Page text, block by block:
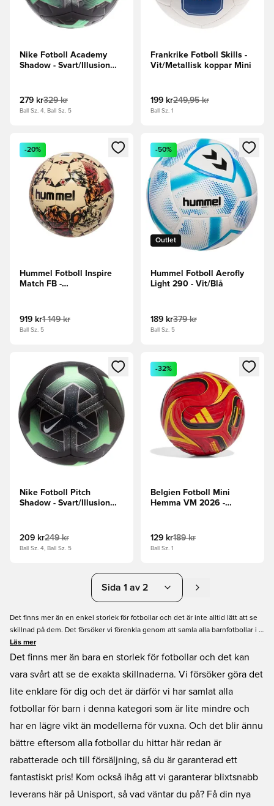
Nike Fotboll Academy
Shadow - Svart/Illusion
279 kr329 kr
Ball Sz. 4, Ball Sz. 5
Frankrike Fotboll Skills -
Vit/Metallisk koppar Mini
199 kr249,95 kr
Ball Sz. 1
Öppnar en Modal för att logga in eller registrera dig som
-20%
Hummel Fotboll Inspire
Match FB -
919 kr1 149 kr
Ball Sz. 5
Öppnar en Modal för att
Outlet
-50%
Hummel Fotboll Aerofly
Light 290 - Vit/Blå
189 kr379 kr
Ball Sz. 5
Öppnar en Modal för att logga in eller registrera dig som
Nike Fotboll Pitch
Shadow - Svart/Illusion
209 kr249 kr
Ball Sz. 4, Ball Sz. 5
Öppnar en Modal för att
-32%
Belgien Fotboll Mini
Hemma VM 2026 -
129 kr189 kr
Ball Sz. 1
Sida 1 av 2
Det finns mer än en enkel storlek för fotbollar och det är inte alltid lätt att se
skillnad på dem. Det försöker vi förenkla genom att samla alla barnfotbollar i i
en egen kategori, fotbollar som är lite mindre och lättare jämfört med
vuxenmodellerna. Dessutom är bollarna vi samlat här redan nedsatta i pris
inte snacka om våra snabba leveranstider. Ska du ha en barnfotboll? Då är det
bara att slå till här!
Läs mer
Det finns mer än bara en storlek för fotbollar och det kan
vara svårt att se de exakta skillnaderna. Vi försöker göra det
lite enklare för dig och det är därför vi har samlat alla
fotbollar för barn i denna kategori som är lite mindre och
har en lägre vikt än modellerna för vuxna. Och det blir ännu
bättre eftersom alla fotbollar du hittar här redan är
rabatterade och till försäljning, så du är garanterad ett
fantastiskt pris! Kom också ihåg att vi garanterar blixtsnabb
leverans här på Unisport, så vad väntar du på? Få din nya